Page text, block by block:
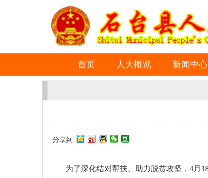
首页 人大概览 新闻中心
分享到:
为了深化结对帮扶、助力脱贫攻坚，4月